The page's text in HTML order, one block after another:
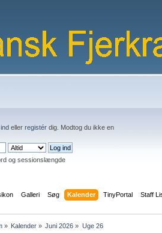
eller registér dig. Modtog du ikke en
og sessionslængde
Galleri Søg Kalender TinyPortal Staff
» Kalender» Juni 2026 » Uge 26